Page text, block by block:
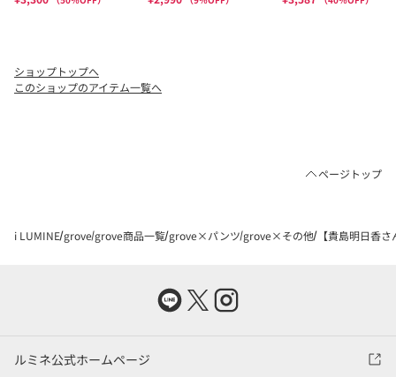
ショップトップへ
このショップのアイテム一覧へ
ページトップ
i LUMINE grove grove商品一覧 grove×パンツ grove×その他 【貴島明日香さ
ルミネ公式ホームページ